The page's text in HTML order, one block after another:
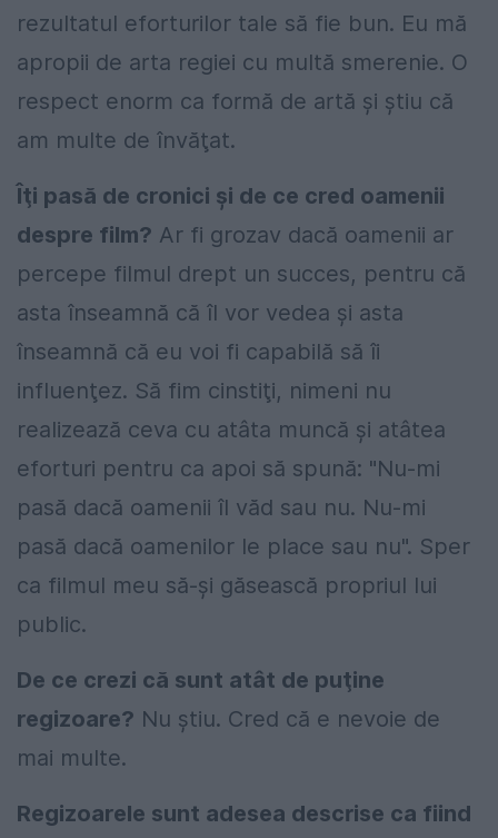
rezultatul eforturilor tale să fie bun. Eu mă
apropii de arta regiei cu multă smerenie. O
respect enorm ca formă de artă şi ştiu că
am multe de învăţat.
Îţi pasă de cronici şi de ce cred oamenii
despre film? Ar fi grozav dacă oamenii ar
percepe filmul drept un succes, pentru că
asta înseamnă că îl vor vedea şi asta
înseamnă că eu voi fi capabilă să îi
influenţez. Să fim cinstiţi, nimeni nu
realizează ceva cu atâta muncă şi atâtea
eforturi pentru ca apoi să spună: "Nu-mi
pasă dacă oamenii îl văd sau nu. Nu-mi
pasă dacă oamenilor le place sau nu". Sper
ca filmul meu să-şi găsească propriul lui
public.
De ce crezi că sunt atât de puţine
regizoare? Nu ştiu. Cred că e nevoie de
mai multe.
Regizoarele sunt adesea descrise ca fiind